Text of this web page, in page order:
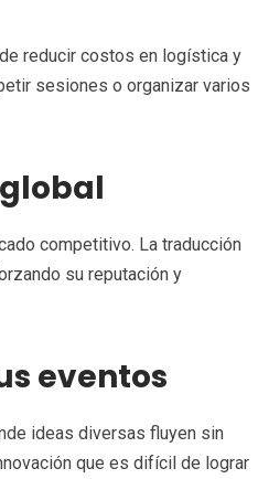
reducir costos en logística y
sesiones o organizar varios
competitivo. La traducción
su reputación y
eventos
ideas diversas fluyen sin
que es difícil de lograr